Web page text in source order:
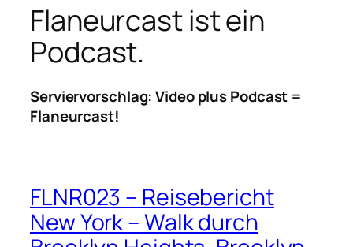
Flaneurcast ist ein
Podcast.
Serviervorschlag: Video plus Podcast =
Flaneurcast!
FLNR023 – Reisebericht
New York – Walk durch